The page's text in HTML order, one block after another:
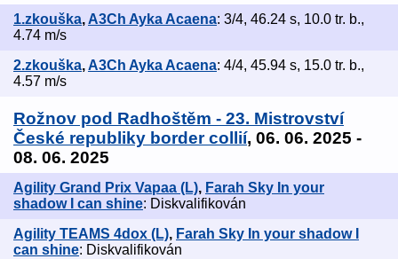
1.zkouška, A3Ch Ayka Acaena: 3/4, 46.24 s, 10.0 tr. b.,
4.74 m/s
2.zkouška,A3Ch Ayka Acaena: 4/4, 45.94 s, 15.0 tr. b.,
4.57 m/s
Rožnov pod Radhoštěm - 23. Mistrovství
České republiky border collií, 06. 06. 2025 -
08. 06. 2025
Agility Grand Prix Vapaa (L), Farah Sky In your
shadow I can shine: Diskvalifikován
Agility TEAMS 4dox (L), Farah Sky In your shadow I
can shine: Diskvalifikován